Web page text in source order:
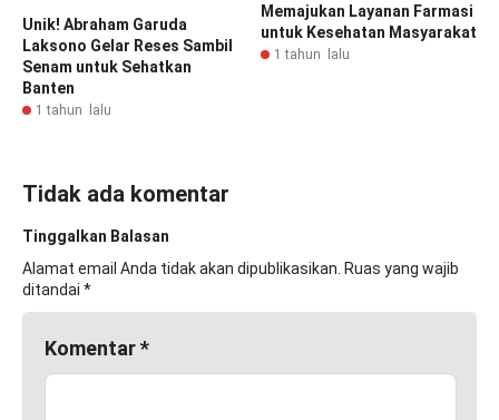
Unik! Abraham Garuda
Laksono Gelar Reses Sambil
Senam untuk Sehatkan
Banten
1 tahun lalu
Memajukan Layanan Farmasi
untuk Kesehatan Masyarakat
1 tahun lalu
Tidak ada komentar
Tinggalkan Balasan
Alamat email Anda tidak akan dipublikasikan. Ruas yang wajib
ditandai *
Komentar*